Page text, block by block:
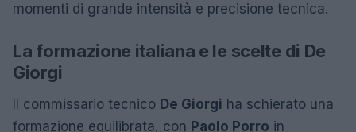
momenti di grande intensità e precisione tecnica.
La formazione italiana e le scelte di De
Giorgi
Il commissario tecnico De Giorgi ha schierato una
formazione equilibrata, con Paolo Porro in